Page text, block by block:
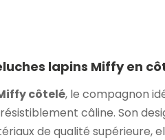
lapins Miffy en
côtelé, le compagnon
câline. Son
de qualité supérieure,